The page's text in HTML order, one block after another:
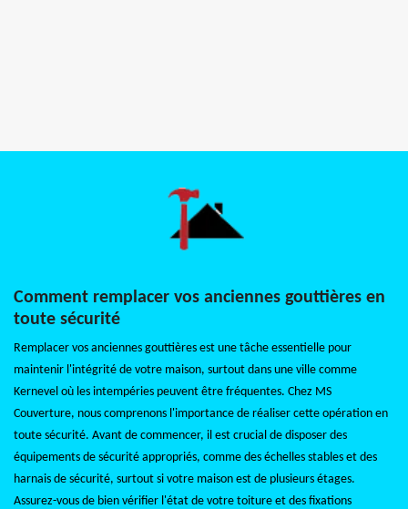
Comment remplacer vos anciennes gouttières en
toute sécurité
Remplacer vos anciennes gouttières est une tâche essentielle pour
maintenir l'intégrité de votre maison, surtout dans une ville comme
Kernevel où les intempéries peuvent être fréquentes. Chez MS
Couverture, nous comprenons l'importance de réaliser cette opération en
toute sécurité. Avant de commencer, il est crucial de disposer des
équipements de sécurité appropriés, comme des échelles stables et des
harnais de sécurité, surtout si votre maison est de plusieurs étages.
Assurez-vous de bien vérifier l'état de votre toiture et des fixations